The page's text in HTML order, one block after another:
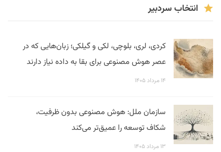
انتخاب سردبیر
کردی، لری، بلوچی، لکی و گیلکی؛ زبان‌هایی که در
عصر هوش مصنوعی برای بقا به داده نیاز دارند
۱۴ مرداد ۱۴۰۵
سازمان ملل: هوش مصنوعی بدون ظرفیت،
شکاف توسعه را عمیق‌تر می‌کند
۱۳ مرداد ۱۴۰۵